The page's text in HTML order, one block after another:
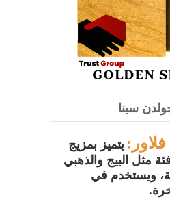
سينا
يتميز بمزيج
مثل البيج والذهبي
ويستخدم في